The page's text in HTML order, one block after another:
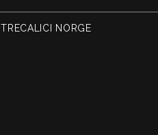
TRECALICI NORGE